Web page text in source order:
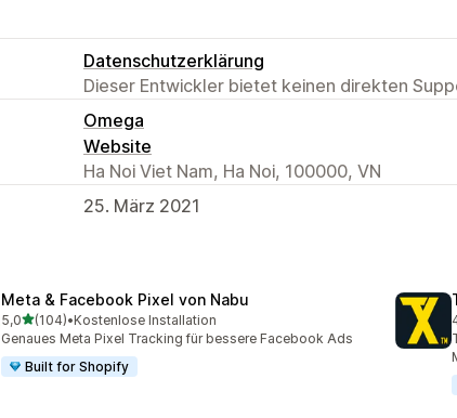
Datenschutzerklärung
Dieser Entwickler bietet keinen direkten
Omega
Website
Ha Noi Viet Nam, Ha Noi, 100000, VN
25. März 2021
Meta & Facebook Pixel von Nabu
5,0von 5 Sternen
(104)
104 Rezensionen insgesamt
•Kostenlose Installation
Genaues Meta Pixel Tracking für bessere Facebook Ads
Built for Shopify